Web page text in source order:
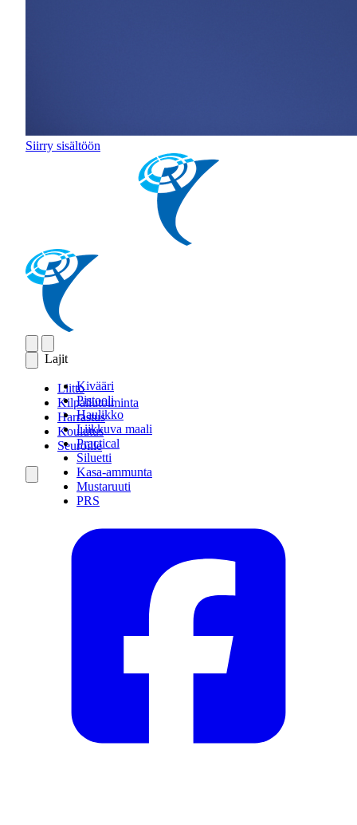
Siirry sisältöön
Lajit
Kivääri
Pistooli
Haulikko
Liikkuva maali
Practical
Siluetti
Kasa-ammunta
Mustaruuti
PRS
Liitto
Kilpailutoiminta
Harrastus
Koulutus
Seuroille